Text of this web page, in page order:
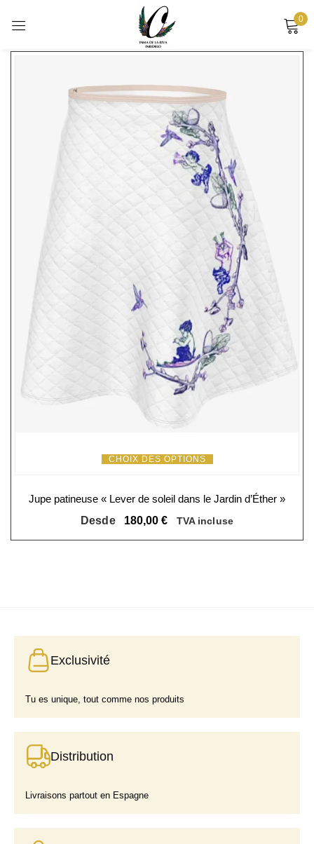
0
Voici le seul résultat
CHOIX DES OPTIONS
Jupe patineuse « Lever de soleil dans le Jardin d’Éther »
Desde
180,00€ TVA incluse
Exclusivité
Tu es unique, tout comme nos produits
Distribution
Livraisons partout en Espagne
Sign in
Lost password?
CREATE AN ACCOUNT